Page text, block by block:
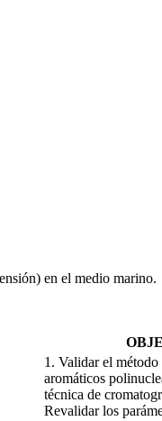
en el medio marino.
1. Validar el
aromáticos
técnica de
Revalidar los